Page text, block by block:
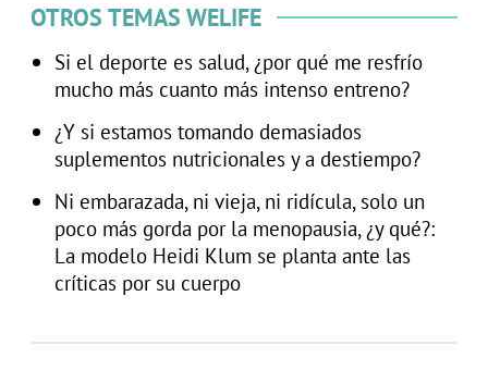
OTROS TEMAS WELIFE
Si el deporte es salud, ¿por qué me resfrío
mucho más cuanto más intenso entreno?
¿Y si estamos tomando demasiados
suplementos nutricionales y a destiempo?
Ni embarazada, ni vieja, ni ridícula, solo un
poco más gorda por la menopausia, ¿y qué?:
La modelo Heidi Klum se planta ante las
críticas por su cuerpo